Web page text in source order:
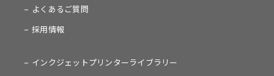
よくあるご質問
採用情報
インクジェットプリンターライブラリー